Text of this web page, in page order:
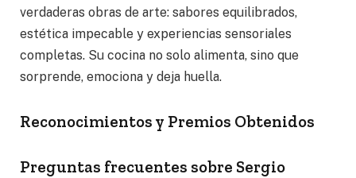
verdaderas obras de arte: sabores equilibrados,
estética impecable y experiencias sensoriales
completas. Su cocina no solo alimenta, sino que
sorprende, emociona y deja huella.
Reconocimientos y Premios Obtenidos
Preguntas frecuentes sobre Sergio